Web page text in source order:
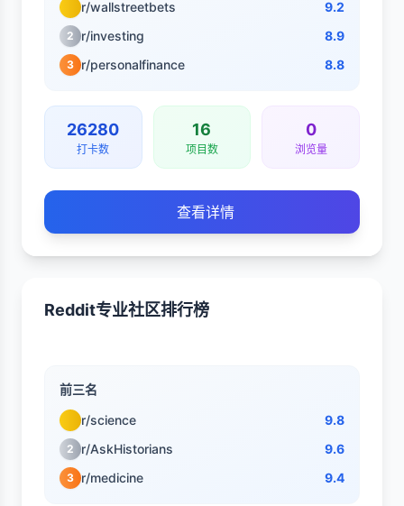
r/wallstreetbets 9.2
2 r/investing 8.9
3 r/personalfinance 8.8
26280
打卡数
16
项目数
0
浏览量
查看详情
Reddit专业社区排行榜
前三名
r/science
9.8
2 r/AskHistorians 9.6
3 r/medicine 9.4